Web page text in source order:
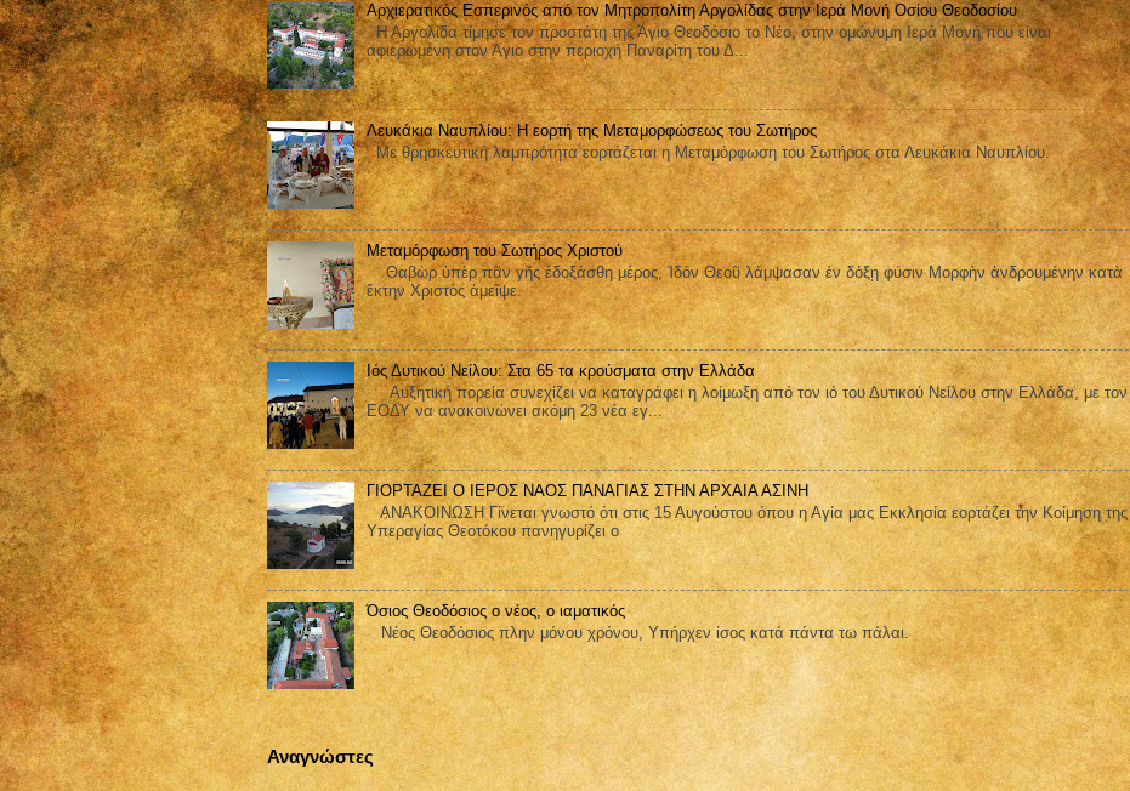
Αρχιερατικός Εσπερινός από τον Μητροπολίτη Αργολίδας στην Ιερά Μονή Οσίου Θεοδοσίου
Η Αργολίδα τίμησε τον προστάτη της Άγιο Θεοδόσιο το Νέο, στην ομώνυμη Ιερά Μονή που είναι
αφιερωμένη στον Άγιο στην περιοχή Παναρίτη του Δ...
Λευκάκια Ναυπλίου: Η εορτή της Μεταμορφώσεως του Σωτήρος
Με θρησκευτική λαμπρότητα εορτάζεται η Μεταμόρφωση του Σωτήρος στα Λευκάκια Ναυπλίου.
Μεταμόρφωση του Σωτήρος Χριστού
Θαβὼρ ὑπὲρ πᾶν γῆς ἐδοξάσθη μέρος, Ἰδὸν Θεοῦ λάμψασαν ἐν δόξῃ φύσιν Μορφὴν ἀνδρουμένην κατὰ
ἕκτην Χριστὸς ἀμεῖψε.
Ιός Δυτικού Νείλου: Στα 65 τα κρούσματα στην Ελλάδα
Αυξητική πορεία συνεχίζει να καταγράφει η λοίμωξη από τον ιό του Δυτικού Νείλου στην Ελλάδα, με τον
ΕΟΔΥ να ανακοινώνει ακόμη 23 νέα εγ...
ΓΙΟΡΤΑΖΕΙ Ο ΙΕΡΟΣ ΝΑΟΣ ΠΑΝΑΓΙΑΣ ΣΤΗΝ ΑΡΧΑΙΑ ΑΣΙΝΗ
ΑΝΑΚΟΙΝΩΣΗ Γίνεται γνωστό ότι στις 15 Αυγούστου όπου η Αγία μας Εκκλησία εορτάζει την Κοίμηση της
Υπεραγίας Θεοτόκου πανηγυρίζει ο
Όσιος Θεοδόσιος ο νέος, ο ιαματικός
Nέος Θεοδόσιος πλην μόνου χρόνου, Yπήρχεν ίσος κατά πάντα τω πάλαι.
Αναγνώστες